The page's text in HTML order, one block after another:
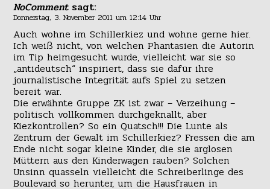
NoComment sagt:
Donnerstag, 3. November 2011 um 12:14 Uhr
Auch wohne im Schillerkiez und wohne gerne hier.
Ich weiß nicht, von welchen Phantasien die Autorin
im Tip heimgesucht wurde, vielleicht war sie so
„antideutsch“ inspiriert, dass sie dafür ihre
journalistische Integrität aufs Spiel zu setzen
bereit war.
Die erwähnte Gruppe ZK ist zwar – Verzeihung –
politisch vollkommen durchgeknallt, aber
Kiezkontrollen? So ein Quatsch!!! Die Lunte als
Zentrum der Gewalt im Schillerkiez? Fressen die am
Ende nicht sogar kleine Kinder, die sie arglosen
Müttern aus den Kinderwagen rauben? Solchen
Unsinn quasseln vielleicht die Schreiberlinge des
Boulevard so herunter, um die Hausfrauen in